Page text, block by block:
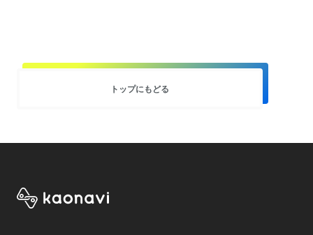
トップにもどる